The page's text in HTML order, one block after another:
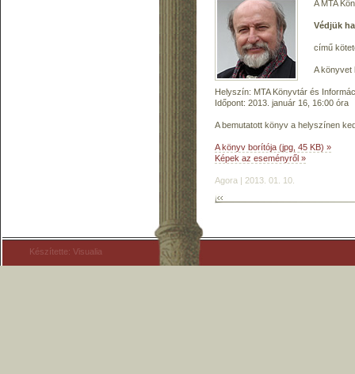
A MTA
Védjük
című
A könyvet
Helyszín: MTA Könyvtár és
Időpont: 2013. január 16, 16:00 óra
A bemutatott könyv a helyszínen
A könyv borítója (jpg, 45 KB) »
Képek az eseményről »
Agora | 2013. 01. 10.
Készítette: Visualia